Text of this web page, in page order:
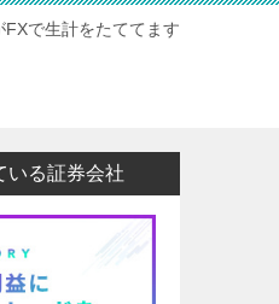
で生計をたててます
いる証券会社